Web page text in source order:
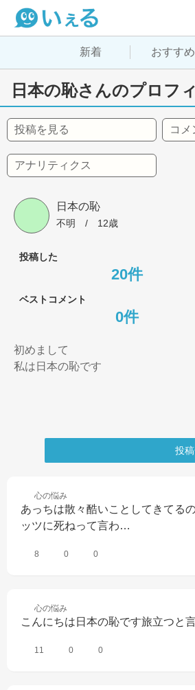
新着 おすすめ
日本の恥さんのプロフ
投稿を見る コメ
アナリティクス
日本の恥
不明 / 12歳
投稿した
20件
ベストコメント
0件
初めまして
私は日本の恥です
投
心の悩み
あっちは散々酷いことしてきてる
ッツに死ねって言わ…
8 0 0
心の悩み
こんにちは日本の恥です旅立つと
11 0 0